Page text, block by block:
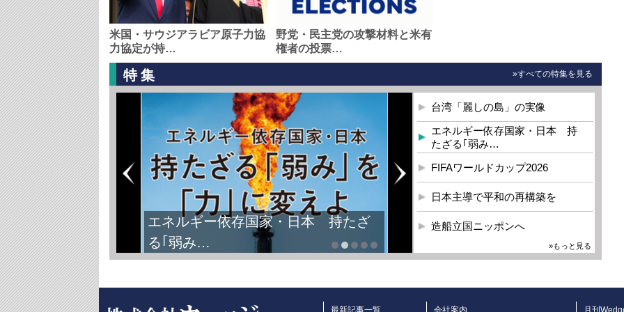
米国・サウジアラビア原子力協
力協定が持…
野党・民主党の攻撃材料と米有
権者の投票…
特集 »すべての特集を見る
エネルギー依存国家・日本 持たざ
る｢弱み…
台湾「麗しの島」の実像
エネルギー依存国家・日本 持
たざる｢弱み…
FIFAワールドカップ2026
日本主導で平和の再構築を
造船立国ニッポンへ
»もっと見る
最新記事一覧 会社案内 月刊